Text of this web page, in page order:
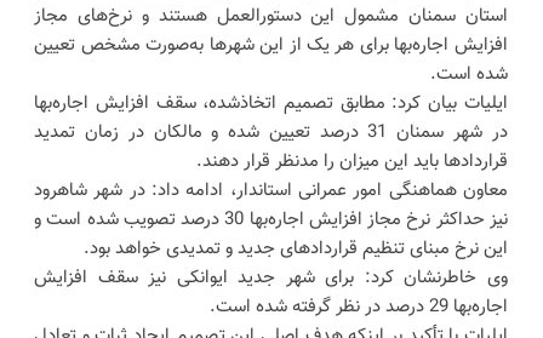
استان سمنان مشمول این دستورالعمل هستند و نرخ‌های مجاز
افزایش اجاره‌بها برای هر یک از این شهرها به‌صورت مشخص تعیین
شده است.
ایلیات بیان کرد: مطابق تصمیم اتخاذشده، سقف افزایش اجاره‌بها
در شهر سمنان 31 درصد تعیین شده و مالکان در زمان تمدید
قراردادها باید این میزان را مدنظر قرار دهند.
معاون هماهنگی امور عمرانی استاندار، ادامه داد: در شهر شاهرود
نیز حداکثر نرخ مجاز افزایش اجاره‌بها 30 درصد تصویب شده است و
این نرخ مبنای تنظیم قراردادهای جدید و تمدیدی خواهد بود.
وی خاطرنشان کرد: برای شهر جدید ایوانکی نیز سقف افزایش
اجاره‌بها 29 درصد در نظر گرفته شده است.